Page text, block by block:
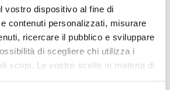
vostro dispositivo al fine di
contenuti personalizzati, misurare
ricercare il pubblico e sviluppare
di scegliere chi utilizza i
scopi. Le vostre scelte in materia di